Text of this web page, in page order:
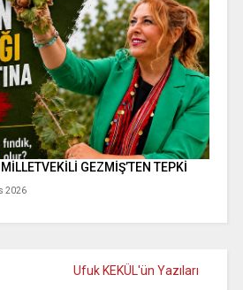
GEZMİŞ’TEN TEPKİ
2026
Ufuk KEKÜL'ün Yazıları